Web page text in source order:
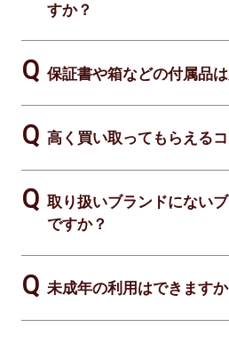
すか？
保証書や箱などの付属品
高く買い取ってもらえる
取り扱いブランドにない
ですか？
未成年の利用はできますか